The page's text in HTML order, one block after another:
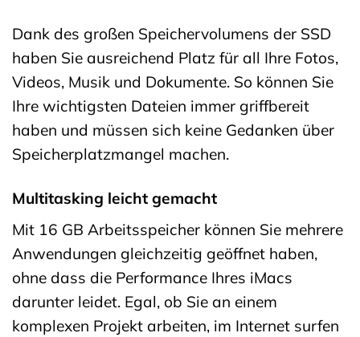
Dank des großen Speichervolumens der SSD
haben Sie ausreichend Platz für all Ihre Fotos,
Videos, Musik und Dokumente. So können Sie
Ihre wichtigsten Dateien immer griffbereit
haben und müssen sich keine Gedanken über
Speicherplatzmangel machen.
Multitasking leicht gemacht
Mit 16 GB Arbeitsspeicher können Sie mehrere
Anwendungen gleichzeitig geöffnet haben,
ohne dass die Performance Ihres iMacs
darunter leidet. Egal, ob Sie an einem
komplexen Projekt arbeiten, im Internet surfen